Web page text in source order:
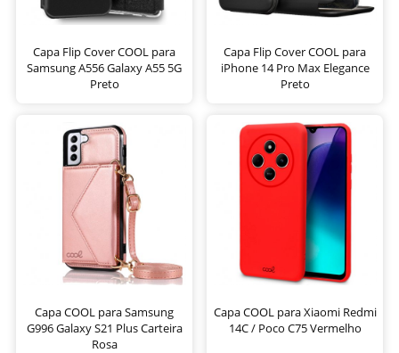
Capa Flip Cover COOL para
Samsung A556 Galaxy A55 5G
Preto
Capa Flip Cover COOL para
iPhone 14 Pro Max Elegance
Preto
Capa COOL para Samsung
G996 Galaxy S21 Plus Carteira
Rosa
Capa COOL para Xiaomi Redmi
14C / Poco C75 Vermelho